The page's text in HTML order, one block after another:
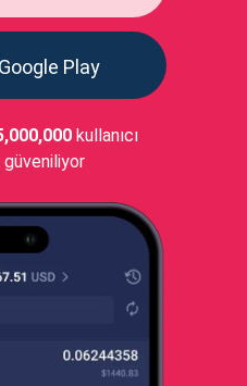
Play
kullanıcı
güveniliyor